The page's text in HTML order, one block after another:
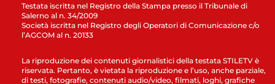
Testata iscritta nel Registro della Stampa presso il Tribunale di
Salerno al n. 34/2009
Società iscritta nel Registro degli Operatori di Comunicazione c/o
l’AGCOM al n. 20133
La riproduzione dei contenuti giornalistici della testata STILETV è
riservata. Pertanto, è vietata la riproduzione e l’uso, anche parziale,
di testi, fotografie, contenuti audio/video, filmati, loghi, grafiche